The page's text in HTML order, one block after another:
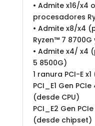
• Admite x16/x4
procesadores
• Admite x8/x4
Ryzen™ 7
• Admite x4/ x4
5 8500G)
1 ranura PCI-E
PCI_E1 Gen
(desde CPU)
PCI_E2 Gen
(desde chipset)